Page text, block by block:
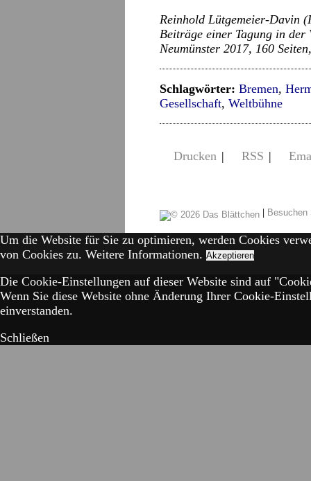
Reinhold Lütgemeier-Davin
Beiträge einer Tagung in
Neumünster 2017, 160
Schlagwörter: Bremen,
Gesellschaft, Weltbühne
Drucken | RSS |
|
Um die Website für Sie zu optimieren, werden Cookies
von Cookies zu. Weitere Informationen. Akzeptieren
Die Cookie-Einstellungen auf dieser Website sind auf
Wenn Sie diese Website ohne Änderung Ihrer Cookie-
einverstanden.
Schließen